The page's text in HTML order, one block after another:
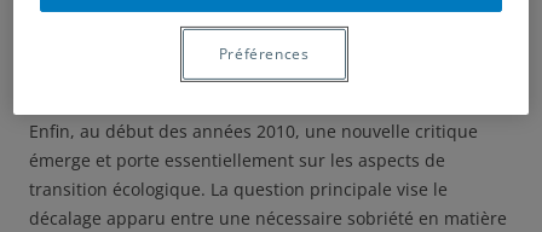
les paysages et l’espace public puis, dans un second
temps, de critiquer l’explosion du digital et des publicités
Enfin, au début des années 2010, une nouvelle critique
émerge et porte essentiellement sur les aspects de
transition écologique. La question principale vise le
décalage apparu entre une nécessaire sobriété en matière
Préférences